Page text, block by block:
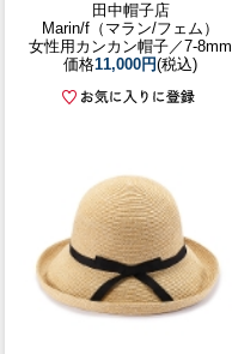
田中帽子店
Marin/f（マラン/フェム）
女性用カンカン帽子／7-8mm
価格11,000円(税込)